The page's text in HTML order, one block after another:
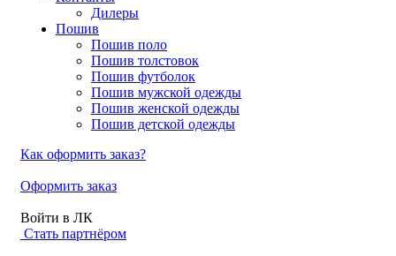
Дилеры
Пошив
Пошив поло
Пошив толстовок
Пошив футболок
Пошив мужской одежды
Пошив женской одежды
Пошив детской одежды
Как оформить заказ?
Оформить заказ
Войти в ЛК
Стать партнёром